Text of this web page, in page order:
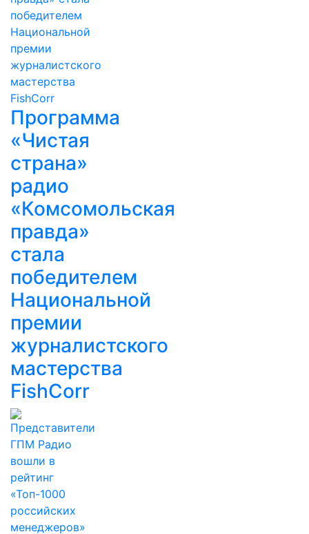
Программа
«Чистая
страна»
радио
«Комсомольская
правда»
стала
победителем
Национальной
премии
журналистского
мастерства
FishCorr